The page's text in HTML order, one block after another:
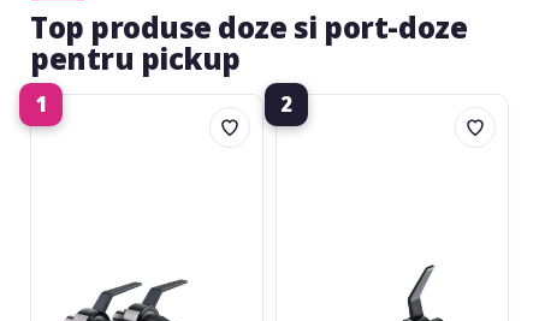
Top produse doze si port-doze
pentru pickup
1
Ortofon
Concorde
2
Ortofon
Concorde